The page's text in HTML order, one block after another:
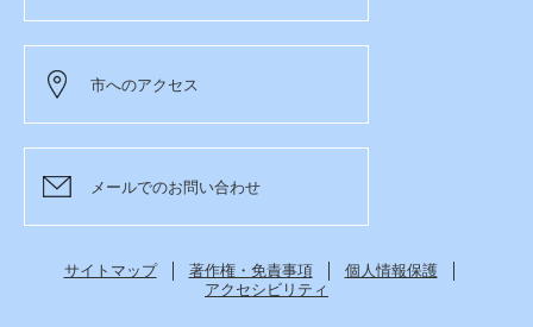
市へのアクセス
メールでのお問い合わせ
サイトマップ 著作権・免責事項
個人情報保護
アクセシビリティ